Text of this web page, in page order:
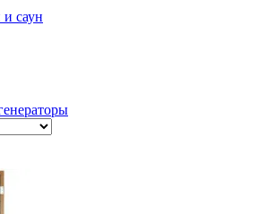
и саун